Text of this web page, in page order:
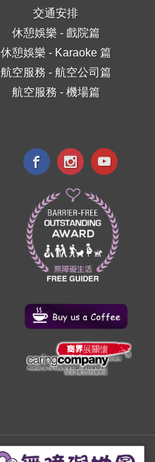
交通安排
休憩娛樂 - 戲院篇
休憩娛樂 - Karaoke 篇
航空服務 - 航空公司篇
航空服務 - 機場篇